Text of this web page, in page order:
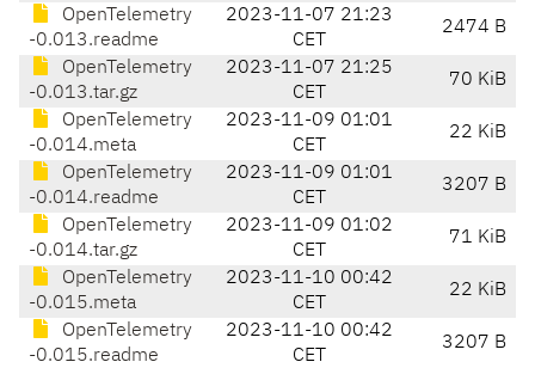
OpenTelemetry
-0.013.readme
2023-11-07 21:23
CET
2474 B
OpenTelemetry
-0.013.tar.gz
2023-11-07 21:25
CET
70 KiB
OpenTelemetry
-0.014.meta
2023-11-09 01:01
CET
22 KiB
OpenTelemetry
-0.014.readme
2023-11-09 01:01
CET
3207 B
OpenTelemetry
-0.014.tar.gz
2023-11-09 01:02
CET
71 KiB
OpenTelemetry
-0.015.meta
2023-11-10 00:42
CET
22 KiB
OpenTelemetry
-0.015.readme
2023-11-10 00:42
CET
3207 B